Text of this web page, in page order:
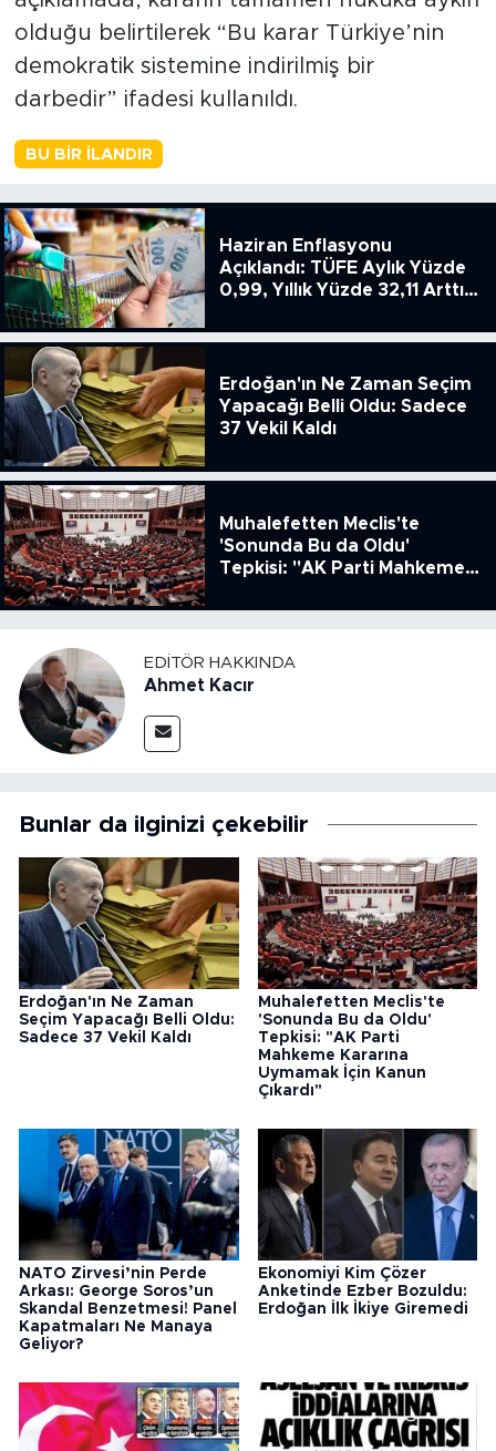
olduğu belirtilerek “Bu karar Türkiye’nin
demokratik sistemine indirilmiş bir
darbedir” ifadesi kullanıldı.
BU BIR İLANDIR
Haziran Enflasyonu
Açıklandı: TÜFE Aylık Yüzde
0,99, Yıllık Yüzde 32,11 Arttı,
51.49
Erdoğan'ın Ne Zaman Seçim
Yapacağı Belli Oldu: Sadece
37 Vekil Kaldı
Muhalefetten Meclis'te
'Sonunda Bu da Oldu'
Tepkisi: "AK Parti Mahkeme
Kanun Çıkardı"
EDITÖR HAKKINDA
Ahmet Kacır
Bunlar da ilginizi çekebilir
Erdoğan'ın Ne Zaman
Seçim Yapacağı Belli Oldu:
Sadece 37 Vekil Kaldı
Muhalefetten Meclis'te
'Sonunda Bu da Oldu'
Tepkisi: "AK Parti
Mahkeme Kararına
Uymamak İçin Kanun
Çıkardı"
NATO Zirvesi’nin Perde
Arkası: George Soros’un
Skandal Benzetmesi! Panel
Kapatmaları Ne Manaya
Geliyor?
Ekonomiyi Kim Çözer
Anketinde Ezber Bozuldu:
Erdoğan İlk İkiye Giremedi